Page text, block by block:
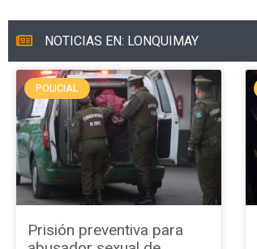
NOTICIAS EN: LONQUIMAY
POLICIAL
Prisión preventiva para